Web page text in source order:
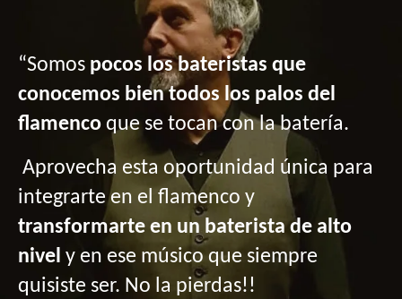
“Somos pocos los bateristas que
conocemos bien todos los palos del
flamenco que se tocan con la batería.
Aprovecha esta oportunidad única para
transformarte en un baterista de alto
nivel y en ese músico que siempre
quisiste ser. No la pierdas!!